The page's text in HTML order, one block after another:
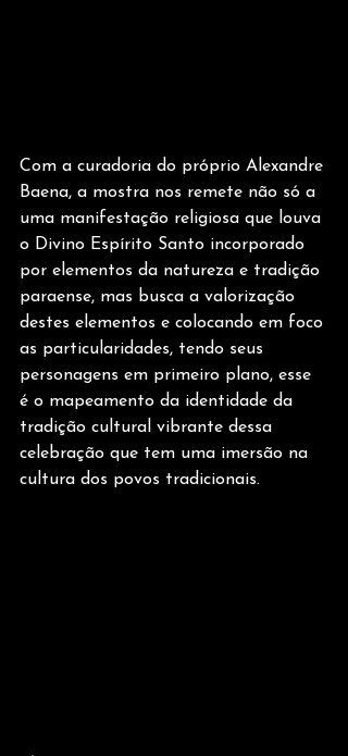
Com a curadoria do próprio Alexandre
Baena, a mostra nos remete não só a
uma manifestação religiosa que louva
o Divino Espírito Santo incorporado
por elementos da natureza e tradição
paraense, mas busca a valorização
destes elementos e colocando em foco
as particularidades, tendo seus
personagens em primeiro plano, esse
é o mapeamento da identidade da
tradição cultural vibrante dessa
celebração que tem uma imersão na
cultura dos povos tradicionais.